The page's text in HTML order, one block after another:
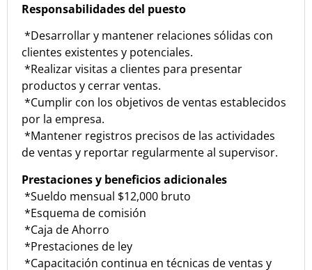
Responsabilidades del puesto
*Desarrollar y mantener relaciones sólidas con
clientes existentes y potenciales.
*Realizar visitas a clientes para presentar
productos y cerrar ventas.
*Cumplir con los objetivos de ventas establecidos
por la empresa.
*Mantener registros precisos de las actividades
de ventas y reportar regularmente al supervisor.
Prestaciones y beneficios adicionales
*Sueldo mensual $12,000 bruto
*Esquema de comisión
*Caja de Ahorro
*Prestaciones de ley
*Capacitación continua en técnicas de ventas y